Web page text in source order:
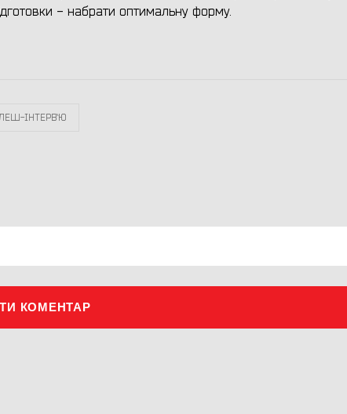
- набрати оптимальну форму.
ІНТЕРВ`Ю
КОМЕНТАР